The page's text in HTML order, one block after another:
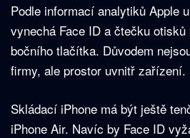
Podle informací analytiků Apple
vynechá Face ID a čtečku otisků
bočního tlačítka. Důvodem
firmy, ale prostor uvnitř zařízení.
Skládací iPhone má být ještě
iPhone Air. Navíc by Face ID